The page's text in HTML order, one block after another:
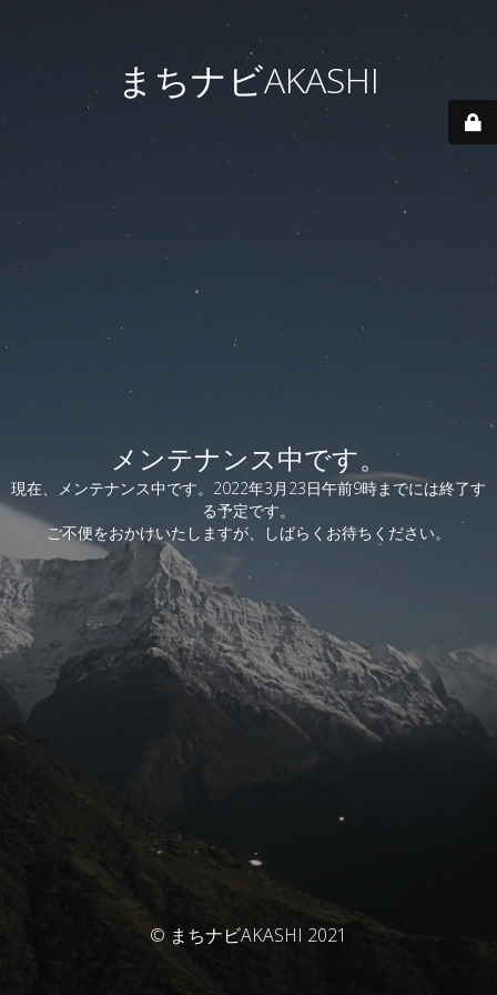
まちナビAKASHI
メンテナンス中です。
現在、メンテナンス中です。2022年3月23日午前9時までには終了す
る予定です。
ご不便をおかけいたしますが、しばらくお待ちください。
© まちナビAKASHI 2021